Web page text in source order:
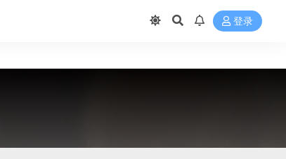
登录